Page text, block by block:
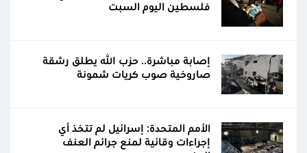
فلسطين اليوم السبت
إصابة مباشرة.. حزب الله يطلق رشقة
صاروخية صوب كريات شمونة
الأمم المتحدة: إسرائيل لم تتخذ أي
إجراءات وقائية لمنع جرائم العنف